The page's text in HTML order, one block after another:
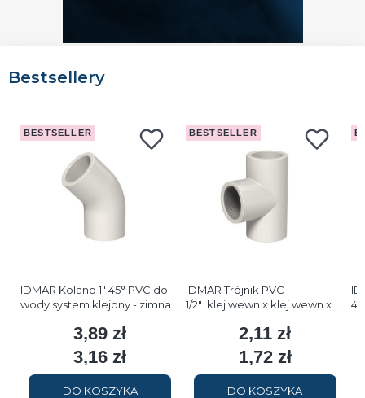
Bestsellery
BESTSELLER
IDMAR Kolano 1" 45° PVC do
wody system klejony - zimna
Cena
3,89 zł
Cena
3,16 zł
DO KOSZYKA
BESTSELLER
IDMAR Trójnik PVC
1/2" klej.wewn.x klej.wewn.x
Cena
2,11 zł
Cena
1,72 zł
DO KOSZYKA